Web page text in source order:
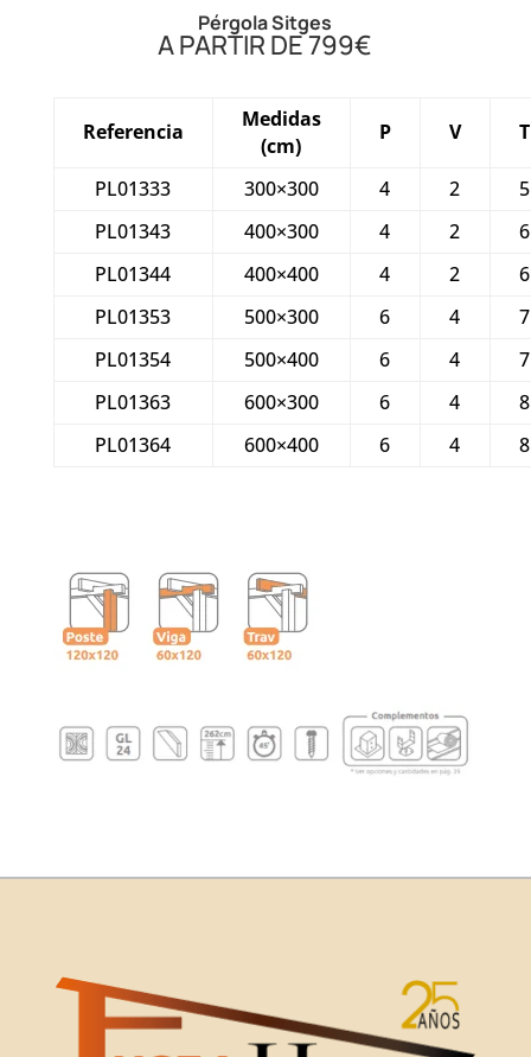
Pérgola Sitges
A PARTIR DE 799€
Referencia
Medidas
(cm)
P V T
PL01333 300×300 4 2
5
PL01343
400×300 4 2
6
PL01344
400×400 4 2
6
PL01353
500×300 6 4
7
PL01354
500×400 6 4
7
PL01363
600×300 6 4
8
PL01364
600×400 6 4 8